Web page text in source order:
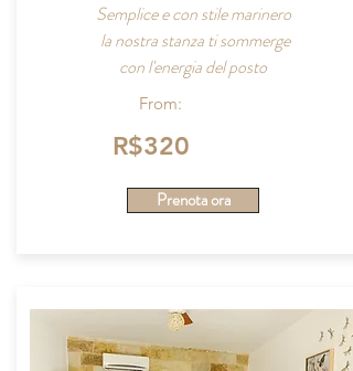
Semplice e con stile marinero
la nostra stanza ti sommerge
con l'energia del posto
From:
R$320
Prenota ora